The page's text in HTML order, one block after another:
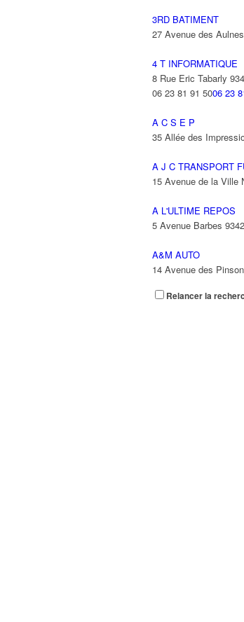
3RD BATIMENT
27 Avenue des
4 T INFORMATIQUE
8 Rue Eric Tabarly
06 23 81 91 5006 23
A C S E P
35 Allée des
A J C TRANSPORT
15 Avenue de la Ville
A L'ULTIME REPOS
5 Avenue Barbes
A&M AUTO
14 Avenue des
A&N EXPORTS LTD
Relancer la